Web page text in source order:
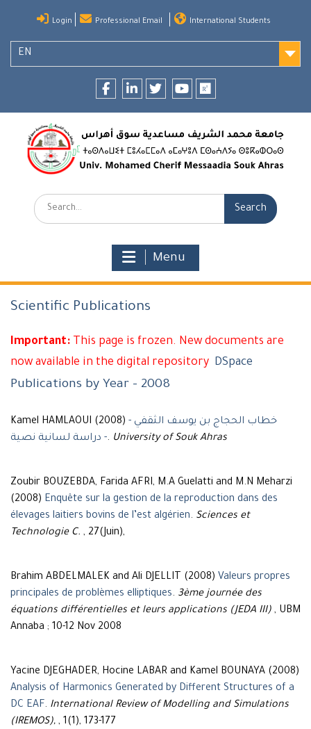
content
Login Professional Email International Students
EN
Search:
Menu
Scientific Publications
Important: This page is frozen. New documents are
now available in the digital repository DSpace
Publications by Year - 2008
Kamel HAMLAOUI (2008) خطاب الحجاج بن يوسف الثقفي -
دراسة لسانية نصية -. University of Souk Ahras
Zoubir BOUZEBDA, Farida AFRI, M.A Guelatti and M.N Meharzi
(2008) Enquête sur la gestion de la reproduction dans des
élevages laitiers bovins de l’est algérien. Sciences et
Technologie C. , 27(Juin),
Brahim ABDELMALEK and Ali DJELLIT (2008) Valeurs propres
principales de problèmes elliptiques. 3ème journée des
équations différentielles et leurs applications (JEDA III) , UBM
Annaba ; 10-12 Nov 2008
Yacine DJEGHADER, Hocine LABAR and Kamel BOUNAYA (2008)
Analysis of Harmonics Generated by Different Structures of a
DC EAF. International Review of Modelling and Simulations
(IREMOS), , 1(1), 173-177